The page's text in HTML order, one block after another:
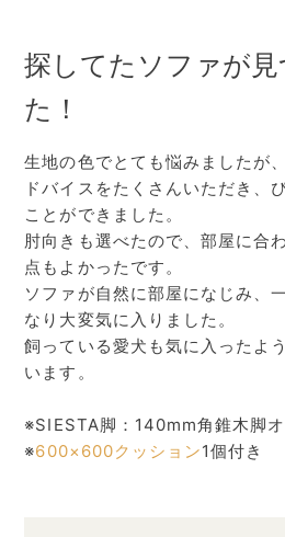
探してたソファが見
た！
生地の色でとても悩みましたが
ドバイスをたくさんいただき、
ことができました。
肘向きも選べたので、部屋に合
点もよかったです。
ソファが自然に部屋になじみ、
なり大変気に入りました。
飼っている愛犬も気に入ったよ
います。
※SIESTA脚：140mm角錐木脚
※600×600クッション1個付き